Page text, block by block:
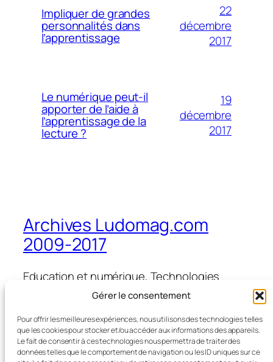
Gérer le consentement
Pour offrir les meilleures expériences, nous utilisons des technologies telles
que les cookies pour stocker et/ou accéder aux informations des appareils.
Le fait de consentir à ces technologies nous permettra de traiter des
données telles que le comportement de navigation ou les ID uniques sur ce
Impliquer de grandes
personnalités dans
l’apprentissage
22
décembre
2017
Le numérique peut-il
apporter de l’aide à
l’apprentissage de la
lecture ?
19
décembre
2017
Archives Ludomag.com
2009-2017
Education et numérique, Technologies
d'Apprentissage, e-learning, serious games,
et formation